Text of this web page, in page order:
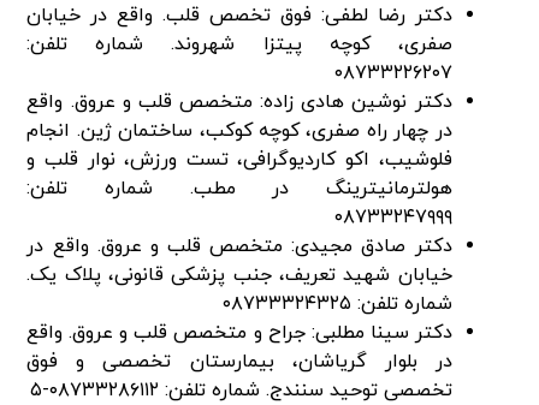
دکتر رضا لطفی: فوق تخصص قلب. واقع در خیابان
صفری، کوچه پیتزا شهروند. شماره تلفن:
۰۸۷۳۳۲۲۶۲۰۷
دکتر نوشین هادی زاده: متخصص قلب و عروق. واقع
در چهار راه صفری، کوچه کوکب، ساختمان ژین. انجام
فلوشیب، اکو کاردیوگرافی، تست ورزش، نوار قلب و
هولترمانیترینگ در مطب. شماره تلفن:
۰۸۷۳۳۲۴۷۹۹۹
دکتر صادق مجیدی: متخصص قلب و عروق. واقع در
خیابان شهید تعریف، جنب پزشکی قانونی، پلاک یک.
شماره تلفن: ۰۸۷۳۳۳۲۴۳۲۵
دکتر سینا مطلبی: جراح و متخصص قلب و عروق. واقع
در بلوار گریاشان، بیمارستان تخصصی و فوق
تخصصی توحید سنندج. شماره تلفن: ۰۸۷۳۳۲۸۶۱۱۲-۵